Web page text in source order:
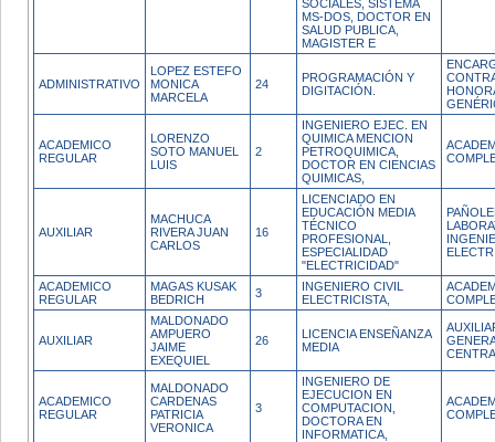
SOCIALES, SISTEMA
MS-DOS, DOCTOR EN
SALUD PUBLICA,
MAGISTER E
ADMINISTRATIVO
LOPEZ ESTEFO
MONICA
MARCELA
24
PROGRAMACIÓN Y
DIGITACIÓN.
ACADEMICO
REGULAR
LORENZO
SOTO MANUEL
LUIS
2
INGENIERO EJEC. EN
QUIMICA MENCION
PETROQUIMICA,
DOCTOR EN CIENCIAS
QUIMICAS,
AUXILIAR
MACHUCA
RIVERA JUAN
CARLOS
16
LICENCIADO EN
EDUCACIÓN MEDIA
TÉCNICO
PROFESIONAL,
ESPECIALIDAD
"ELECTRICIDAD"
ACADEMICO
REGULAR
MAGAS KUSAK
BEDRICH
3
INGENIERO CIVIL
ELECTRICISTA,
AUXILIAR
MALDONADO
AMPUERO
JAIME
EXEQUIEL
26
LICENCIA ENSEÑANZA
MEDIA
ACADEMICO
REGULAR
MALDONADO
CARDENAS
PATRICIA
VERONICA
3
INGENIERO DE
EJECUCION EN
COMPUTACION,
DOCTORA EN
INFORMATICA,